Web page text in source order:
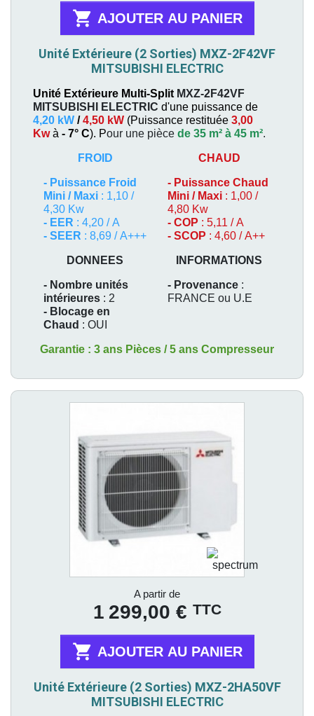
 AJOUTER AU PANIER
Unité Extérieure (2 Sorties) MXZ-2F42VF
MITSUBISHI ELECTRIC
Unité Extérieure Multi-Split MXZ-2F42VF
MITSUBISHI ELECTRIC d'une puissance de
4,20 kW /4,50 kW (Puissance restituée 3,00
Kwà - 7° C). Pour une pièce de 35 m² à 45 m².
FROID
- Puissance Froid
Mini / Maxi : 1,10 /
4,30 Kw
- EER : 4,20 / A
- SEER : 8,69 / A+++
CHAUD
- Puissance Chaud
Mini / Maxi : 1,00 /
4,80 Kw
- COP : 5,11 / A
- SCOP : 4,60 / A++
DONNEES
- Nombre unités
intérieures : 2
- Blocage en
Chaud : OUI
INFORMATIONS
- Provenance :
FRANCE ou U.E
Garantie : 3 ans Pièces / 5 ans Compresseur
A partir de
1 299,00 € TTC
 AJOUTER AU PANIER
Unité Extérieure (2 Sorties) MXZ-2HA50VF
MITSUBISHI ELECTRIC